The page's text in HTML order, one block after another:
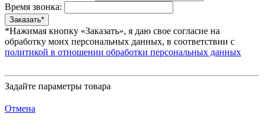
Время звонка:
*Нажимая кнопку «Заказать», я даю свое согласие на
обработку моих персональных данных, в соответствии с
политикой в отношении обработки персональных данных
Задайте параметры товара
Отмена